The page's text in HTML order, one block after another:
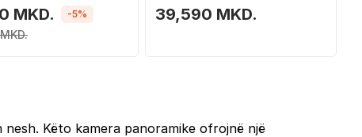
MKD. -5%
e zezë
39,590 MKD.
Këto kamera panoramike ofrojnë një